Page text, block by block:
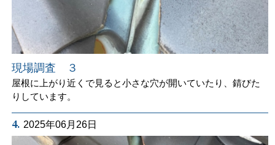
現場調査 ３
屋根に上がり近くで見ると小さな穴が開いていたり、錆びた
りしています。
4. 2025年06月26日